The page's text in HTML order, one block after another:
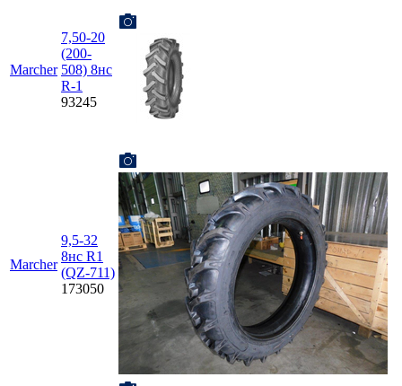
Marcher
7,50-20
(200-
508) 8нс
R-1
93245
Marcher
9,5-32
8нс R1
(QZ-711)
173050